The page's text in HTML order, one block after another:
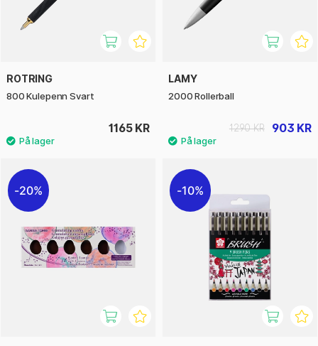
ROTRING
800 Kulepenn Svart
1165 KR
LAMY
2000 Rollerball
903 KR
1290 KR
20% 10%